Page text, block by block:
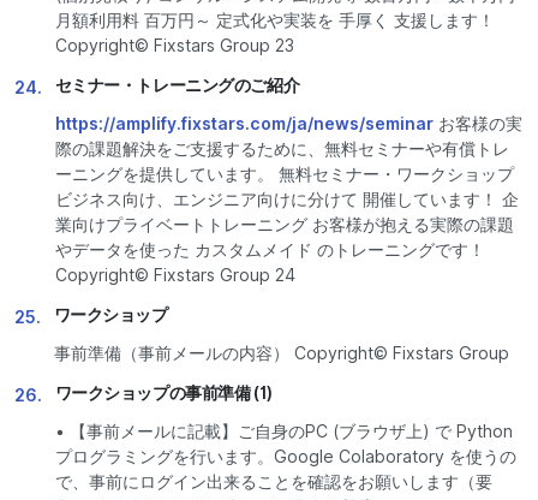
月額利用料 百万円～ 定式化や実装を 手厚く 支援します！
Copyright© Fixstars Group 23
24.
セミナー・トレーニングのご紹介
https://amplify.fixstars.com/ja/news/seminarお客様の実
際の課題解決をご支援するために、無料セミナーや有償トレ
ーニングを提供しています。 無料セミナー・ワークショップ
ビジネス向け、エンジニア向けに分けて 開催しています！ 企
業向けプライベートトレーニング お客様が抱える実際の課題
やデータを使った カスタムメイド のトレーニングです！
Copyright© Fixstars Group 24
25.
ワークショップ
事前準備（事前メールの内容） Copyright© Fixstars Group
26.
ワークショップの事前準備 (1)
• 【事前メールに記載】ご自身のPC (ブラウザ上) で Python
プログラミングを行います。Google Colaboratory を使うの
で、事前にログイン出来ることを確認をお願いします（要